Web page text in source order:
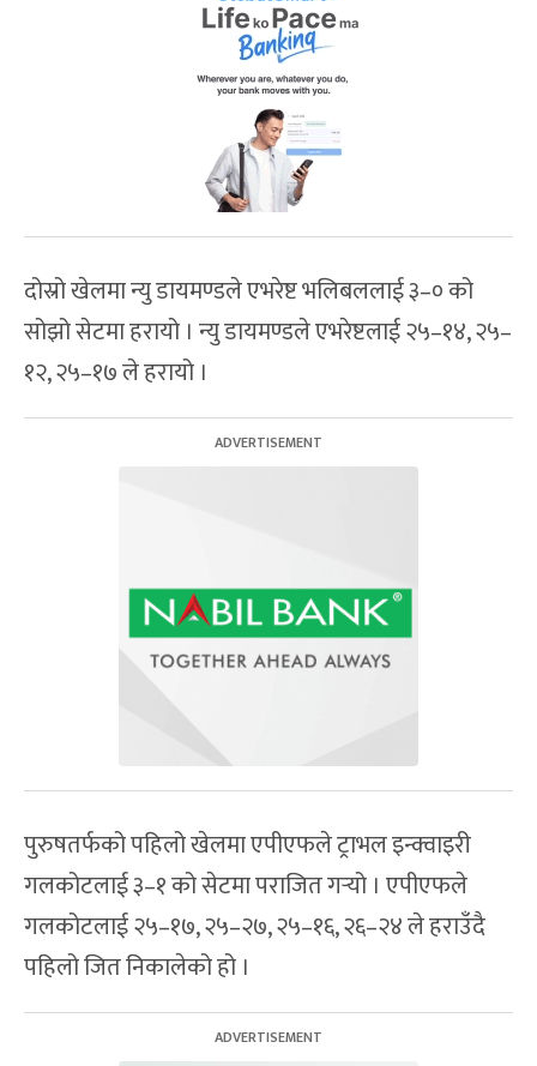
दोस्रो खेलमा न्यु डायमण्डले एभरेष्ट भलिबललाई ३–० को
सोझो सेटमा हरायो । न्यु डायमण्डले एभरेष्टलाई २५–१४, २५–
१२, २५–१७ ले हरायो ।
पुरुषतर्फको पहिलो खेलमा एपीएफले ट्राभल इन्क्वाइरी
गलकोटलाई ३–१ को सेटमा पराजित गर्‍यो । एपीएफले
गलकोटलाई २५–१७, २५–२७, २५–१६, २६–२४ ले हराउँदै
पहिलो जित निकालेको हो ।